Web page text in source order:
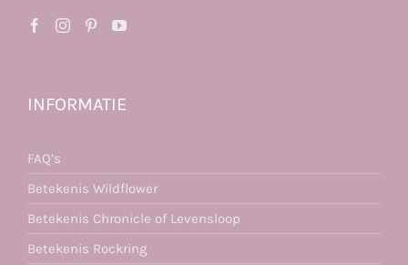
INFORMATIE
FAQ’s
Betekenis Wildflower
Betekenis Chronicle of Levensloop
Betekenis Rockring